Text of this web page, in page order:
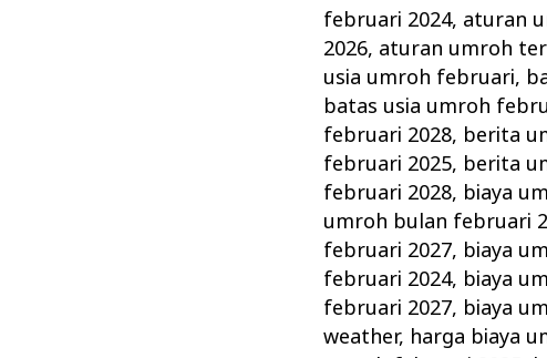
februari 2024, aturan
2026, aturan umroh
usia umroh februari,
batas usia umroh
februari 2028, berita
februari 2025, berita
februari 2028, biaya
umroh bulan februari
februari 2027, biaya
februari 2024, biaya
februari 2027, biaya
weather, harga biaya